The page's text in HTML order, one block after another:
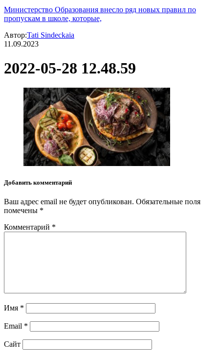
Министерство Образования внесло ряд новых правил по
пропускам в школе, которые,
Автор:Tati Sindeckaia
11.09.2023
2022-05-28 12.48.59
Добавить комментарий
Ваш адрес email не будет опубликован. Обязательные поля
помечены *
Комментарий *
Имя *
Email *
Сайт